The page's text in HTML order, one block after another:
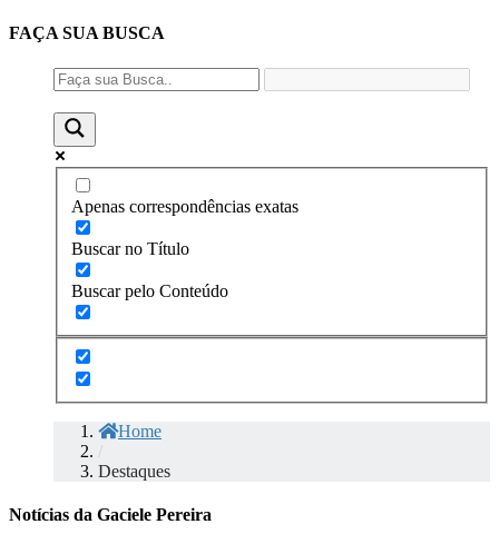
FAÇA SUA BUSCA
Apenas correspondências exatas
Buscar no Título
Buscar pelo Conteúdo
Home
/
Destaques
Notícias da Gaciele Pereira